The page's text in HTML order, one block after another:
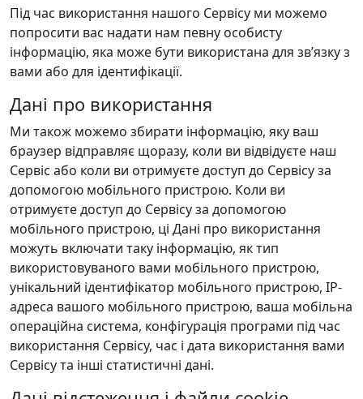
Під час використання нашого Сервісу ми можемо
попросити вас надати нам певну особисту
інформацію, яка може бути використана для зв’язку з
вами або для ідентифікації.
Дані про використання
Ми також можемо збирати інформацію, яку ваш
браузер відправляє щоразу, коли ви відвідуєте наш
Сервіс або коли ви отримуєте доступ до Сервісу за
допомогою мобільного пристрою. Коли ви
отримуєте доступ до Сервісу за допомогою
мобільного пристрою, ці Дані про використання
можуть включати таку інформацію, як тип
використовуваного вами мобільного пристрою,
унікальний ідентифікатор мобільного пристрою, IP-
адреса вашого мобільного пристрою, ваша мобільна
операційна система, конфігурація програми під час
використання Сервісу, час і дата використання вами
Сервісу та інші статистичні дані.